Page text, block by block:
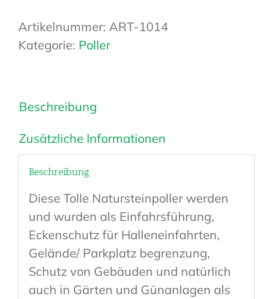
Artikelnummer: ART-1014
Kategorie: Poller
Beschreibung
Zusätzliche Informationen
Beschreibung
Diese Tolle Natursteinpoller werden
und wurden als Einfahrsführung,
Eckenschutz für Halleneinfahrten,
Gelände/ Parkplatz begrenzung,
Schutz von Gebäuden und natürlich
auch in Gärten und Günanlagen als